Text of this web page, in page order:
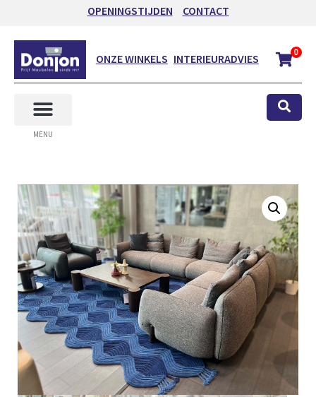
OPENINGSTIJDEN CONTACT
ONZE WINKELS INTERIEURADVIES 0
MENU